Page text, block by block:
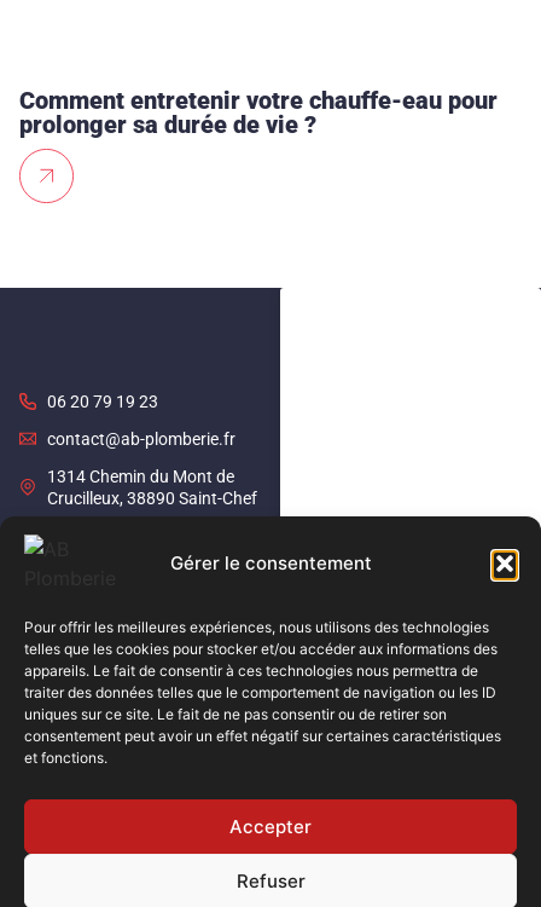
Gérer le consentement
Pour offrir les meilleures expériences, nous utilisons des technologies
telles que les cookies pour stocker et/ou accéder aux informations des
appareils. Le fait de consentir à ces technologies nous permettra de
traiter des données telles que le comportement de navigation ou les ID
uniques sur ce site. Le fait de ne pas consentir ou de retirer son
consentement peut avoir un effet négatif sur certaines caractéristiques
et fonctions.
Accepter
Refuser
Comment entretenir votre chauffe-eau pour
prolonger sa durée de vie ?
06 20 79 19 23
contact@ab-plomberie.fr
1314 Chemin du Mont de
Crucilleux, 38890 Saint-Chef
Bourgoin-JallieuSaint-Chef
Cliquez pour accepter les
ce contenu